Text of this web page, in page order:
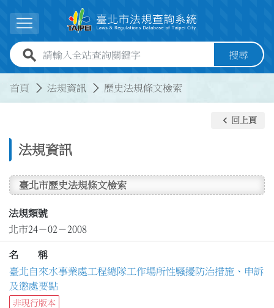
展開選單
全站查詢關鍵字欄位 搜尋
首頁 法規資訊 歷史法規條文檢索
法規資訊
keyboard_arrow_left 回上頁
臺北市歷史法規條文檢索
法規類號
北市24－02－2008
名 稱
臺北自來水事業處工程總隊工作場所性騷擾防治措施、申訴
及懲處要點
非現行版本